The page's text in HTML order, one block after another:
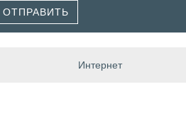
ОТПРАВИТЬ
Интернет